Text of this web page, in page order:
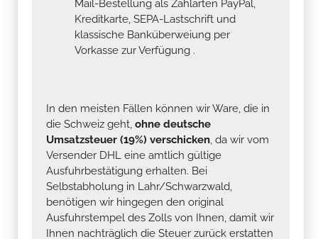
Mail-Bestellung als Zahlarten PayPal,
Kreditkarte, SEPA-Lastschrift und
klassische Banküberweiung per
Vorkasse zur Verfügung .
In den meisten Fällen können wir Ware, die in
die Schweiz geht, ohne deutsche
Umsatzsteuer (19%) verschicken, da wir vom
Versender DHL eine amtlich gültige
Ausfuhrbestätigung erhalten. Bei
Selbstabholung in Lahr/Schwarzwald,
benötigen wir hingegen den original
Ausfuhrstempel des Zolls von Ihnen, damit wir
Ihnen nachträglich die Steuer zurück erstatten